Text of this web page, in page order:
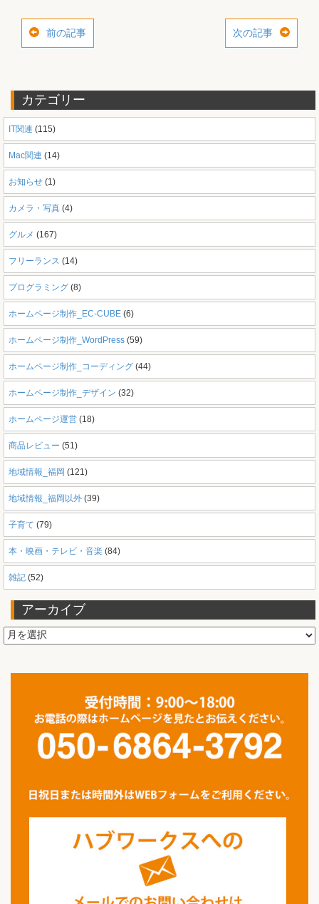
前の記事 次の記事
カテゴリー
IT関連 (115)
Mac関連 (14)
お知らせ (1)
カメラ・写真 (4)
グルメ (167)
フリーランス (14)
プログラミング (8)
ホームページ制作_EC-CUBE (6)
ホームページ制作_WordPress (59)
ホームページ制作_コーディング (44)
ホームページ制作_デザイン (32)
ホームページ運営 (18)
商品レビュー (51)
地域情報_福岡 (121)
地域情報_福岡以外 (39)
子育て (79)
本・映画・テレビ・音楽 (84)
雑記 (52)
アーカイブ
ア
ー
イ